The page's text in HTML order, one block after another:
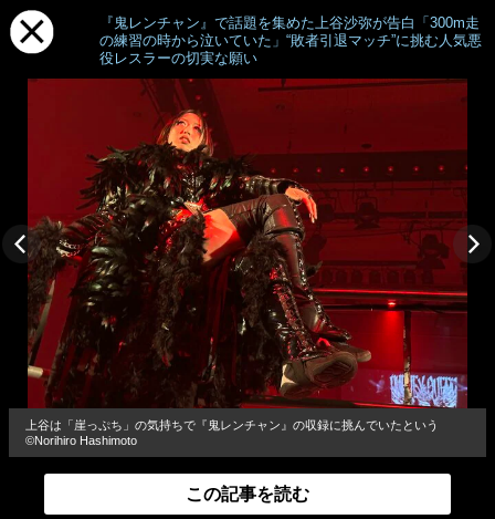
『鬼レンチャン』で話題を集めた上谷沙弥が告白「300m走
の練習の時から泣いていた」“敗者引退マッチ”に挑む人気悪
役レスラーの切実な願い
上谷は「崖っぷち」の気持ちで『鬼レンチャン』の収録に挑んでいたという
©Norihiro Hashimoto
この記事を読む